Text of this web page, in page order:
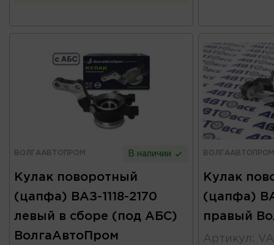
ВОЛГААВТОПРОМ В наличии
Кулак поворотный
(цапфа) ВАЗ-1118-2170
левый в сборе (под АБС)
ВолгаАвтоПром
ВОЛГААВТОПРОМ
Кулак
(цапфа)
правый
Артикул :